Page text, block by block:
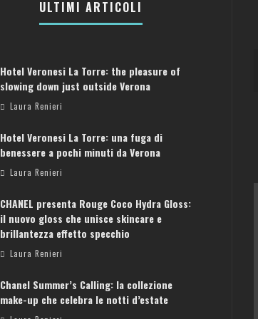
ULTIMI ARTICOLI
Hotel Veronesi La Torre: the pleasure of
slowing down just outside Verona
Laura Renieri
Hotel Veronesi La Torre: una fuga di
benessere a pochi minuti da Verona
Laura Renieri
CHANEL presenta Rouge Coco Hydra Gloss:
il nuovo gloss che unisce skincare e
brillantezza effetto specchio
Laura Renieri
Chanel Summer’s Calling: la collezione
make-up che celebra le notti d’estate
ATENE: GUIDA PER IL WEEKEND PERFETTO